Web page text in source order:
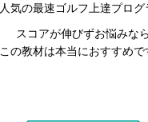
人気の最速ゴルフ上達プログ
スコアが伸びずお悩みなら
この教材は本当におすすめで